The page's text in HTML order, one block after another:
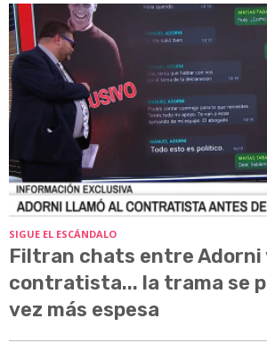
SIGUE EL ESCÁNDALO
Filtran chats entre Adorni
contratista... la trama se
vez más espesa